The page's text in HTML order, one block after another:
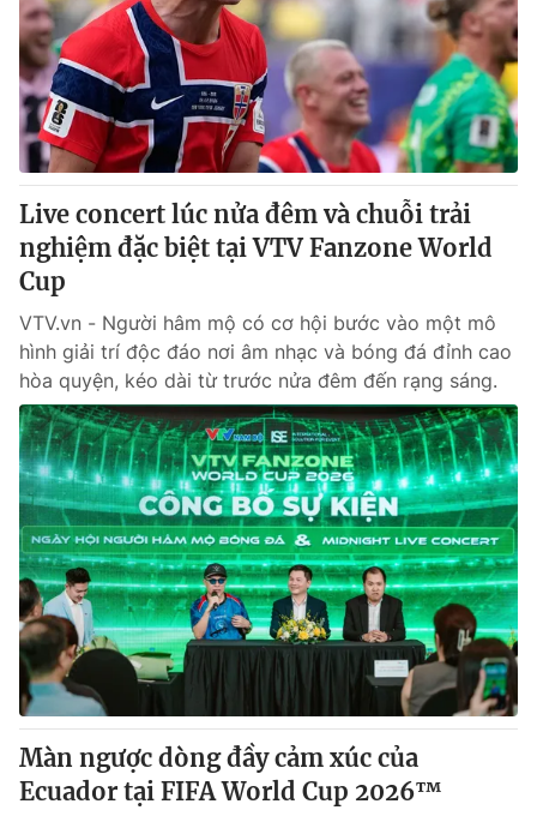
Live concert lúc nửa đêm và chuỗi trải
nghiệm đặc biệt tại VTV Fanzone World
Cup
VTV.vn - Người hâm mộ có cơ hội bước vào một mô
hình giải trí độc đáo nơi âm nhạc và bóng đá đỉnh cao
hòa quyện, kéo dài từ trước nửa đêm đến rạng sáng.
Màn ngược dòng đầy cảm xúc của
Ecuador tại FIFA World Cup 2026™